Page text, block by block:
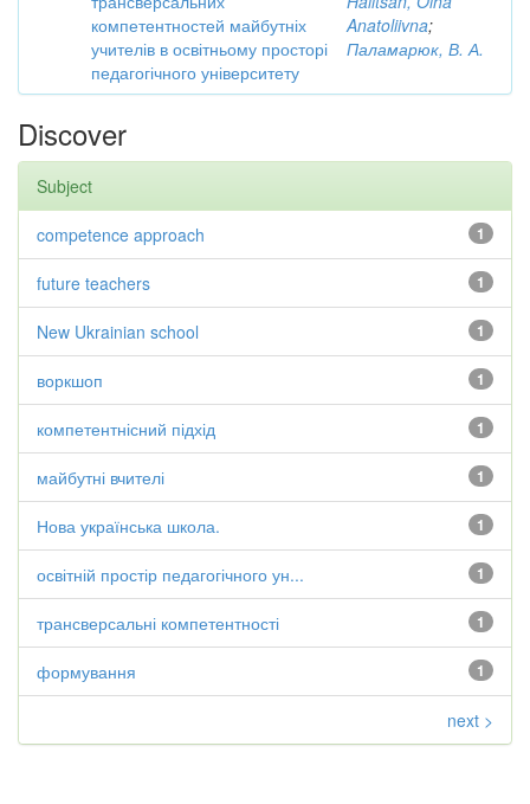
компетентностей майбутніх
учителів в освітньому просторі
педагогічного університету
Anatoliivna;
Паламарюк, В. А.
Discover
Subject
1
competence approach
1
future teachers
1
New Ukrainian school
1
воркшоп
1
компетентнісний підхід
1
майбутні вчителі
1
Нова українська школа.
1
освітній простір педагогічного ун...
1
трансверсальні компетентності
1
формування
next >